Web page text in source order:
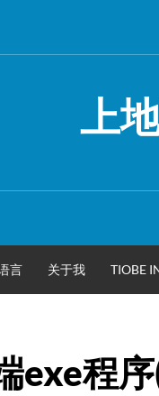
上
言 关于我 TIOBE
exe程